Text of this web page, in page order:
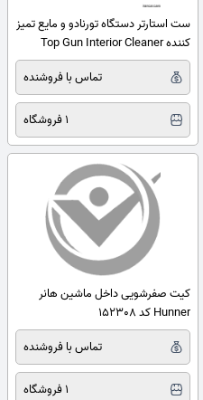
ست استارتر دستگاه تورنادو و مایع تمیز
کننده Top Gun Interior Cleaner
تماس با فروشنده
1 فروشگاه
کیت صفرشویی داخل ماشین هانر
Hunner کد 152308
تماس با فروشنده
1 فروشگاه